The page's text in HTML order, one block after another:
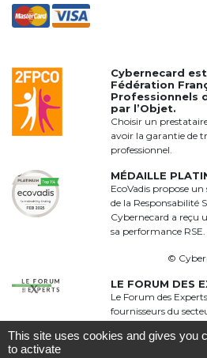
Cybernecard
Fédération
Professionnels
par l’Objet.
Choisir un
avoir la garantie de
professionnel.
MÉDAILLE
EcoVadis propose
de la Responsabilité
Cybernecard a reçu
sa performance RSE.
©
LE FORUM DES
Le Forum des
fournisseurs du
publicitaire qui
qualitative et
This site uses cookies and gives you
to activate